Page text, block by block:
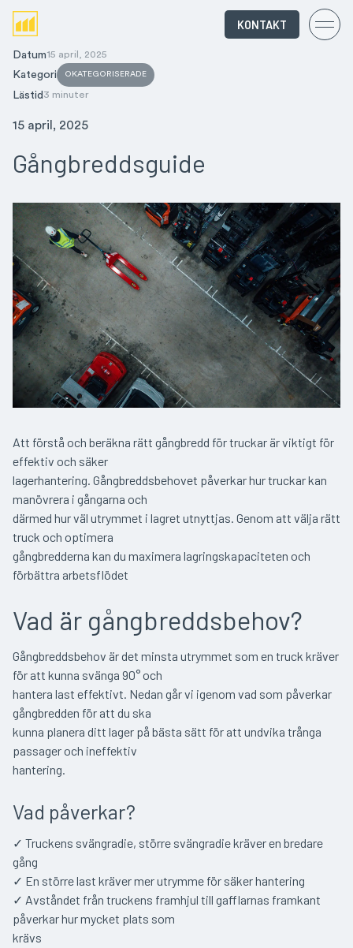
KONTAKT
Datum15 april, 2025
Kategori OKATEGORISERADE
Lästid3 minuter
15 april, 2025
Gångbreddsguide
Att förstå och beräkna rätt gångbredd för truckar är viktigt för
effektiv och säker
lagerhantering. Gångbreddsbehovet påverkar hur truckar kan
manövrera i gångarna och
därmed hur väl utrymmet i lagret utnyttjas. Genom att välja rätt
truck och optimera
gångbredderna kan du maximera lagringskapaciteten och
förbättra arbetsflödet
Vad är gångbreddsbehov?
Gångbreddsbehov är det minsta utrymmet som en truck kräver
för att kunna svänga 90° och
hantera last effektivt. Nedan går vi igenom vad som påverkar
gångbredden för att du ska
kunna planera ditt lager på bästa sätt för att undvika trånga
passager och ineffektiv
hantering.
Vad påverkar?
✓ Truckens svängradie, större svängradie kräver en bredare
gång
✓ En större last kräver mer utrymme för säker hantering
✓ Avståndet från truckens framhjul till gafflarnas framkant
påverkar hur mycket plats som
krävs